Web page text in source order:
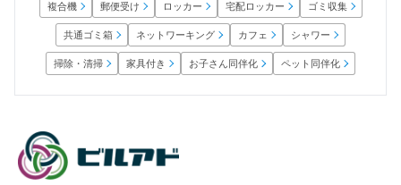
複合機 郵便受け ロッカー 宅配ロッカー ゴミ収集
共通ゴミ箱 ネットワーキング カフェ シャワー
掃除・清掃 家具付き お子さん同伴化 ペット同伴化